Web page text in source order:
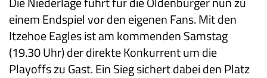
einem Endspiel vor den eigenen Fans. Mit den
Itzehoe Eagles ist am kommenden Samstag
(19.30 Uhr) der direkte Konkurrent um die
Playoffs zu Gast. Ein Sieg sichert dabei den Platz